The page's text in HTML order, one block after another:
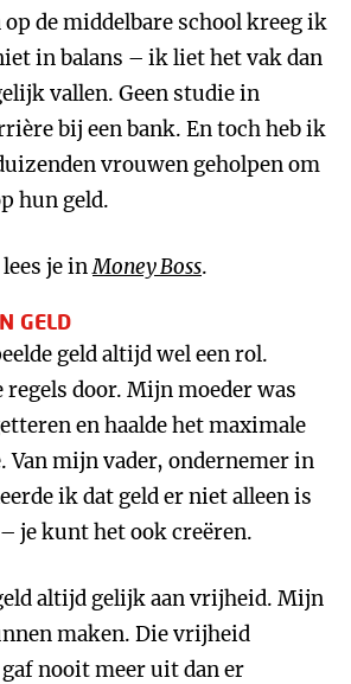
de middelbare school kreeg ik
in balans – ik liet het vak dan
vallen. Geen studie in
bij een bank. En toch heb ik
vrouwen geholpen om
hun geld.
lees je inMoney Boss.
GELD
geld altijd wel een rol.
regels door. Mijn moeder was
en haalde het maximale
Van mijn vader, ondernemer in
ik dat geld er niet alleen is
je kunt het ook creëren.
altijd gelijk aan vrijheid. Mijn
maken. Die vrijheid
nooit meer uit dan er